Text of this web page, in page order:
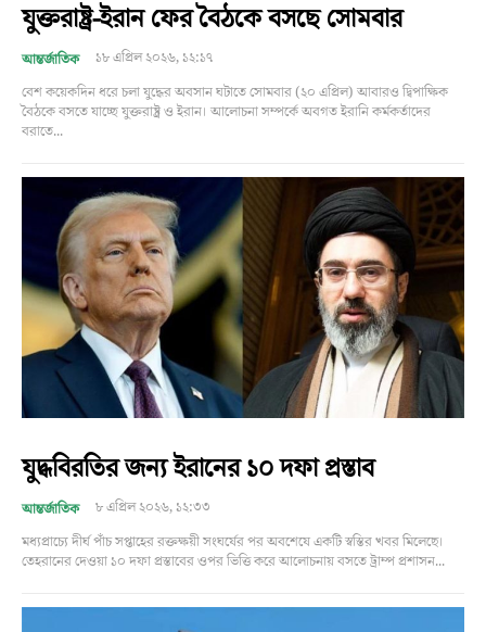
যুক্তরাষ্ট্র-ইরান ফের বৈঠকে বসছে সোমবার
আন্তর্জাতিক
১৮ এপ্রিল ২০২৬, ১২:১৭
বেশ কয়েকদিন ধরে চলা যুদ্ধের অবসান ঘটাতে সোমবার (২০ এপ্রিল) আবারও দ্বিপাক্ষিক
বৈঠকে বসতে যাচ্ছে যুক্তরাষ্ট্র ও ইরান। আলোচনা সম্পর্কে অবগত ইরানি কর্মকর্তাদের
বরাতে...
যুদ্ধবিরতির জন্য ইরানের ১০ দফা প্রস্তাব
আন্তর্জাতিক
৮ এপ্রিল ২০২৬, ১২:৩৩
মধ্যপ্রাচ্যে দীর্ঘ পাঁচ সপ্তাহের রক্তক্ষয়ী সংঘর্ষের পর অবশেষে একটি স্বস্তির খবর মিলেছে।
তেহরানের দেওয়া ১০ দফা প্রস্তাবের ওপর ভিত্তি করে আলোচনায় বসতে ট্রাম্প প্রশাসন...